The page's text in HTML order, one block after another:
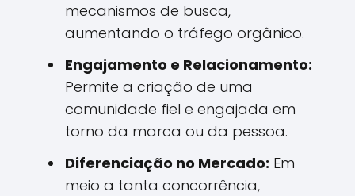
mecanismos de busca,
aumentando o tráfego orgânico.
Engajamento e Relacionamento:
Permite a criação de uma
comunidade fiel e engajada em
torno da marca ou da pessoa.
Diferenciação no Mercado: Em
meio a tanta concorrência,